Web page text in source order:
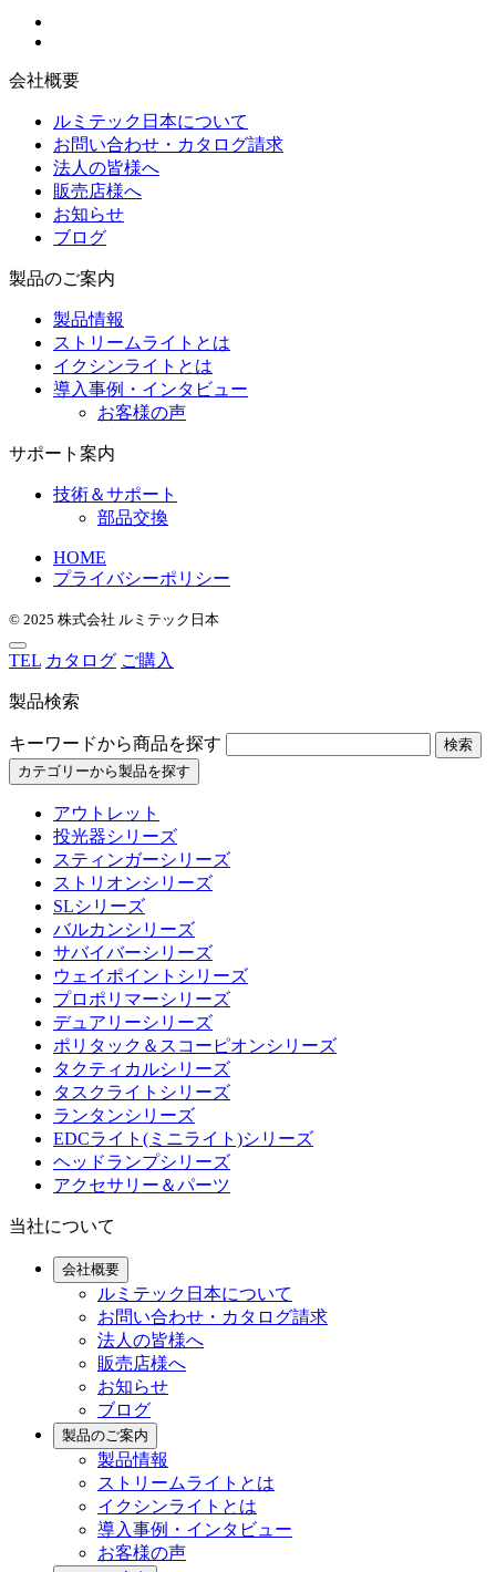
会社概要
ルミテック日本について
お問い合わせ・カタログ請求
法人の皆様へ
販売店様へ
お知らせ
ブログ
製品のご案内
製品情報
ストリームライトとは
イクシンライトとは
導入事例・インタビュー
お客様の声
サポート案内
技術＆サポート
部品交換
HOME
プライバシーポリシー
© 2025 株式会社 ルミテック日本
TEL カタログ ご購入
製品検索
キーワードから商品を探す
検索
カテゴリーから製品を探す
アウトレット
投光器シリーズ
スティンガーシリーズ
ストリオンシリーズ
SLシリーズ
バルカンシリーズ
サバイバーシリーズ
ウェイポイントシリーズ
プロポリマーシリーズ
デュアリーシリーズ
ポリタック＆スコーピオンシリーズ
タクティカルシリーズ
タスクライトシリーズ
ランタンシリーズ
EDCライト(ミニライト)シリーズ
ヘッドランプシリーズ
アクセサリー＆パーツ
当社について
会社概要
ルミテック日本について
お問い合わせ・カタログ請求
法人の皆様へ
販売店様へ
お知らせ
ブログ
製品のご案内
製品情報
ストリームライトとは
イクシンライトとは
導入事例・インタビュー
お客様の声